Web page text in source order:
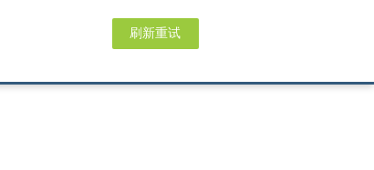
刷新重试